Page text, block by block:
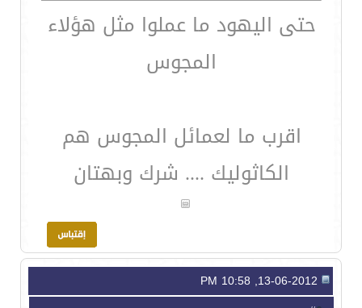
حتى اليهود ما عملوا مثل هؤلاء
المجوس
اقرب ما لعمائل المجوس هم
الكاثوليك .... شرك وبهتان